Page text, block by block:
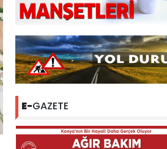
E-GAZETE